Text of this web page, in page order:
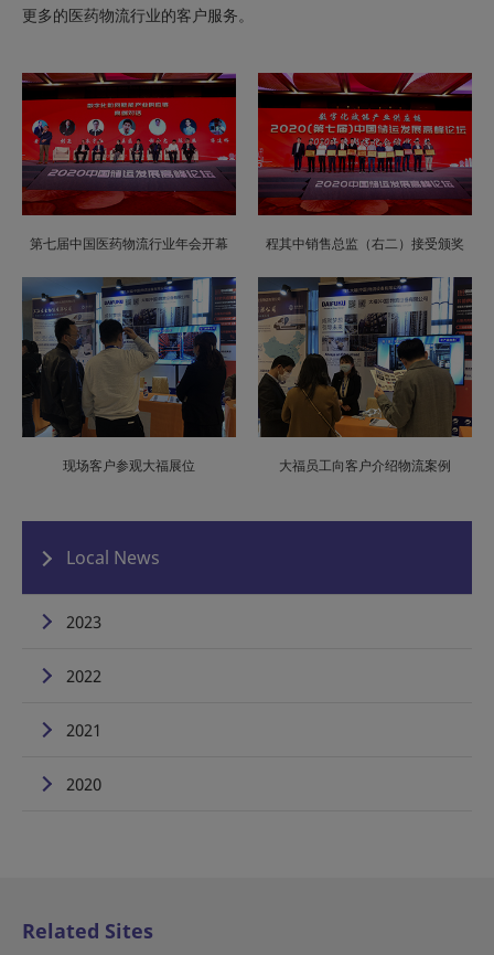
更多的医药物流行业的客户服务。
第七届中国医药物流行业年会开幕 程其中销售总监（右二）接受颁奖
现场客户参观大福展位 大福员工向客户介绍物流案例
Local News
2023
2022
2021
2020
Related Sites